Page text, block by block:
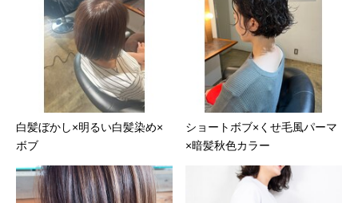
白髪ぼかし×明るい白髪染め×
ボブ
ショートボブ×くせ毛風パーマ
×暗髪秋色カラー